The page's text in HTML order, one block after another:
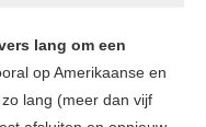
lang om een
op Amerikaanse en
lang (meer dan vijf